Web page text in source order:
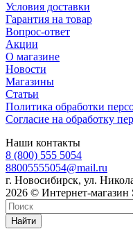
Условия доставки
Гарантия на товар
Вопрос-ответ
Акции
О магазине
Новости
Магазины
Статьи
Политика обработки
Согласие на обработку
Наши контакты
8 (800) 555 5054
88005555054@mail.ru
г. Новосибирск, ул.
2026 © Интернет-магазин
Найти